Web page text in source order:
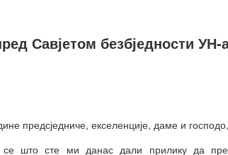
Савјетом безбједности УН-
предсједниче, екселенције, даме и господо,
што сте ми данас дали прилику да